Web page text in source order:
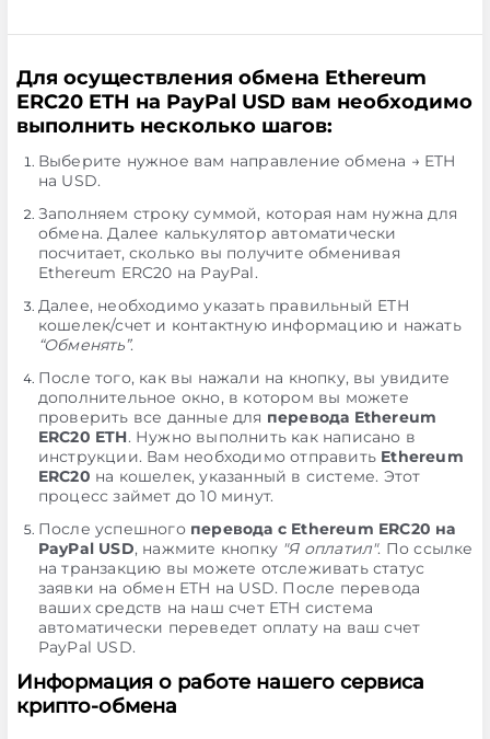
Для осуществления обмена Ethereum
ERC20 ETH на PayPal USD вам необходимо
выполнить несколько шагов:
Выберите нужное вам направление обмена → ETH
на USD.
Заполняем строку суммой, которая нам нужна для
обмена. Далее калькулятор автоматически
посчитает, сколько вы получите обменивая
Ethereum ERC20 на PayPal.
Далее, необходимо указать правильный ETH
кошелек/счет и контактную информацию и нажать
“Обменять”.
После того, как вы нажали на кнопку, вы увидите
дополнительное окно, в котором вы можете
проверить все данные для перевода Ethereum
ERC20 ETH. Нужно выполнить как написано в
инструкции. Вам необходимо отправить Ethereum
ERC20 на кошелек, указанный в системе. Этот
процесс займет до 10 минут.
После успешного перевода с Ethereum ERC20 на
PayPal USD, нажмите кнопку "Я оплатил". По ссылке
на транзакцию вы можете отслеживать статус
заявки на обмен ETH на USD. После перевода
ваших средств на наш счет ETH система
автоматически переведет оплату на ваш счет
PayPal USD.
Информация о работе нашего сервиса
крипто-обмена